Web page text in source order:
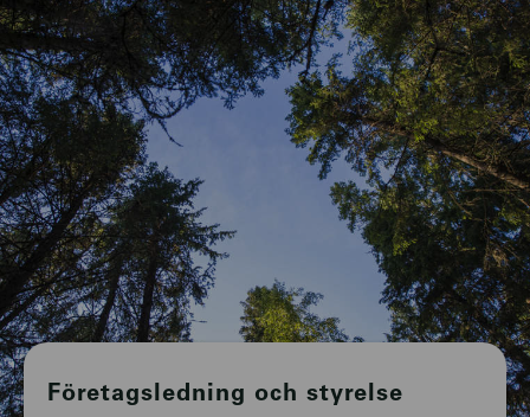
Företagsledning och styrelse